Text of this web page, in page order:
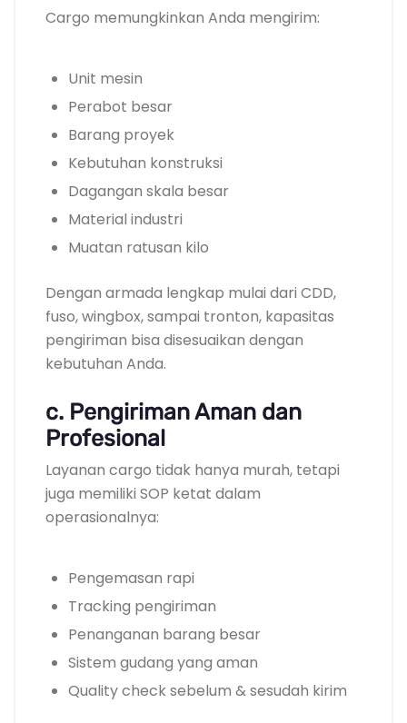
Cargo memungkinkan Anda mengirim:
Unit mesin
Perabot besar
Barang proyek
Kebutuhan konstruksi
Dagangan skala besar
Material industri
Muatan ratusan kilo
Dengan armada lengkap mulai dari CDD,
fuso, wingbox, sampai tronton, kapasitas
pengiriman bisa disesuaikan dengan
kebutuhan Anda.
c. Pengiriman Aman dan
Profesional
Layanan cargo tidak hanya murah, tetapi
juga memiliki SOP ketat dalam
operasionalnya:
Pengemasan rapi
Tracking pengiriman
Penanganan barang besar
Sistem gudang yang aman
Quality check sebelum & sesudah kirim